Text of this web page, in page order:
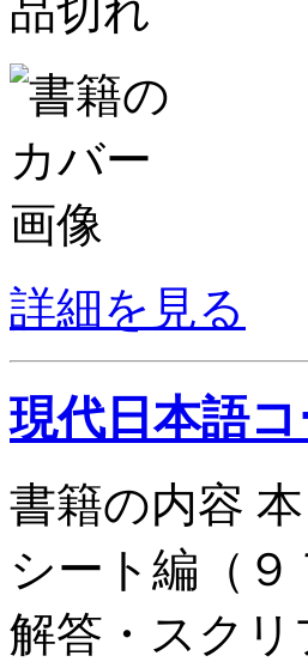
品切れ
詳細を見る
現代日本語
書籍の内容
シート編（
解答・スク